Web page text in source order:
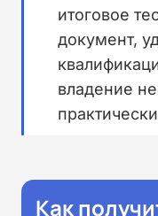
итоговое
документ,
владение
Как